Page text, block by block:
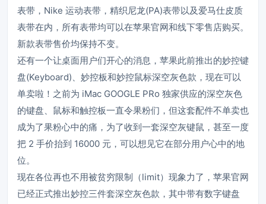
表带，Nike 运动表带，精织尼龙(PA)表带以及爱马仕皮质
表带在内，所有表带均可以在苹果官网和线下零售店购买。
新款表带售价均保持不变。
还有一个让桌面用户们开心的消息，苹果此前推出的妙控键
盘(Keyboard)、妙控板和妙控鼠标深空灰色款，现在可以
单卖啦！之前为 iMac GOOGLE PRo 独家供应的深空灰色
的键盘、鼠标和触控板一直令果粉们，但这套配件不单卖也
成为了果粉心中的痛，为了收到一套深空灰键鼠，甚至一度
把 2 手价抬到 16000 元，可以想见它在部分用户心中的地
位。
现在各位再也不用被贫穷限制（limit）现象力了，苹果官网
已经正式推出妙控三件套深空灰色款，其中带有数字键盘